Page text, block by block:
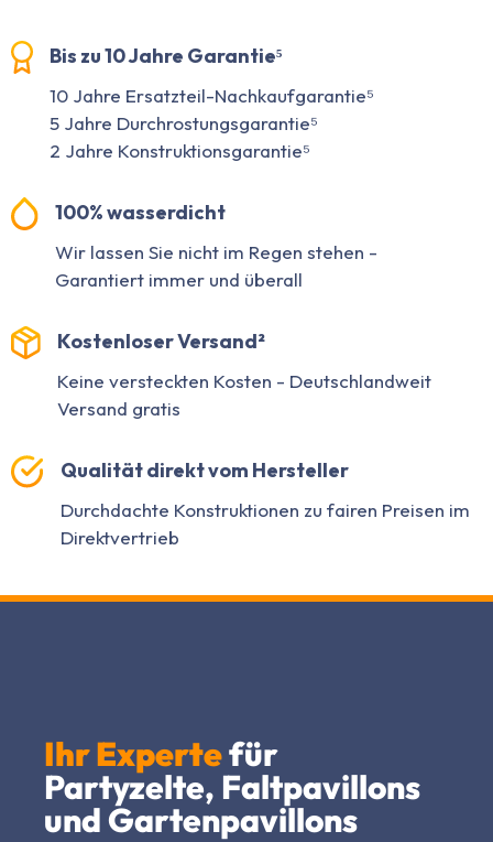
Bis zu 10 Jahre Garantie⁵
10 Jahre Ersatzteil-Nachkaufgarantie⁵
5 Jahre Durchrostungsgarantie⁵
2 Jahre Konstruktionsgarantie⁵
100% wasserdicht
Wir lassen Sie nicht im Regen stehen -
Garantiert immer und überall
Kostenloser Versand²
Keine versteckten Kosten - Deutschlandweit
Versand gratis
Qualität direkt vom Hersteller
Durchdachte Konstruktionen zu fairen Preisen im
Direktvertrieb
Ihr Expertefür
Partyzelte, Faltpavillons
und Gartenpavillons